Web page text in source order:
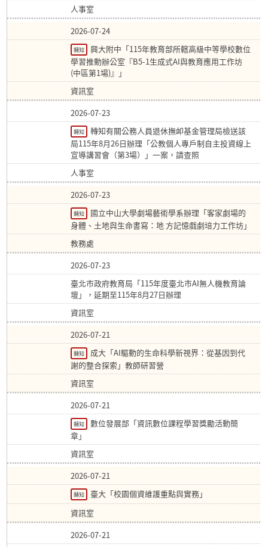
人事室
2026-07-24
轉知
興大附中「115年教育部所轄高級中等學校數位
學習推動辦公室『B5-1生成式AI與教育應用工作坊
(中區第1場)』」
資訊室
2026-07-23
轉知
轉知有關公務人員退休撫卹基金管理局檢送該
局115年8月26日辦理「公教個人專戶制自主投資線上
宣導講習會（第3場）」一案，請查照
人事室
2026-07-23
轉知
國立中山大學劇場藝術學系辦理「客家劇場的
身體、土地與生命書寫：地 方記憶戲劇培力工作坊」
教務處
2026-07-23
臺北市政府教育局「115年度臺北市AI無人機教育論
壇」，延期至115年8月27日辦理
資訊室
2026-07-21
轉知
成大「AI驅動的生命科學新視界：從基因到代
謝的整合探索」教師研習營
資訊室
2026-07-21
轉知
數位發展部「資訊數位課程學習獎勵活動簡
章」
資訊室
2026-07-21
轉知
臺大「校園個資維護重點與實務」
資訊室
2026-07-21